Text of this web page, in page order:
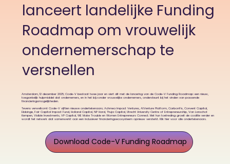
lanceert landelijke Funding
Roadmap om vrouwelijk
ondernemerschap te
versnellen
Amsterdam, 12 december 2025; Code-V bestaat twee jaar en viert dit met de lancering van de Code-V Funding Roadmap: een nieuw,
toegankelijk hulpmiddel dat ondernemers, en in het bijzonder vrouwelijke ondernemers, ondersteunt bij het vinden van passende
financieringsmogelijkheden.
Tevens verwelkomt Code-V vijftien nieuwe ondertekenaars; Achmea Impact Ventures, AtVenture Platform, CarbonFix, Convent Capital,
Ebbinge, Fair Capital Impact Fund, Holland Capital, NP Hard, Thuja Capital, Utrecht University Centre of Entrepreneurship, Van Lanschot
Kempen, Visible Investments, VP Capital, WE Make Trouble en Women Entrepreneurs Connect. Met hun toetreding groeit de coalitie verder en
wordt het netwerk dat samenwerkt aan een inclusiever financieringsecosysteem opnieuw versterkt.Klik hier voor alle ondertekenaars.
Download Code-V Funding Roadmap